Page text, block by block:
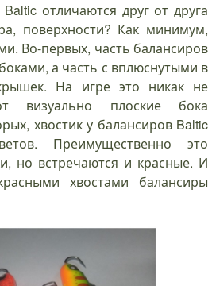
отличаются друг от друга
поверхности? Как минимум,
Во-первых, часть балансиров
а часть с вплюснутыми в
На игре это никак не
визуально плоские бока
хвостик у балансиров Baltic
Преимущественно это
но встречаются и красные. И
хвостами балансиры